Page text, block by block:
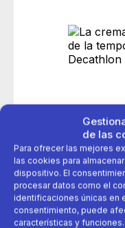
de las
Para ofrecer las mejores
las cookies para
dispositivo. El
procesar datos como el
identificaciones únicas en
consentimiento, puede
características y funciones.